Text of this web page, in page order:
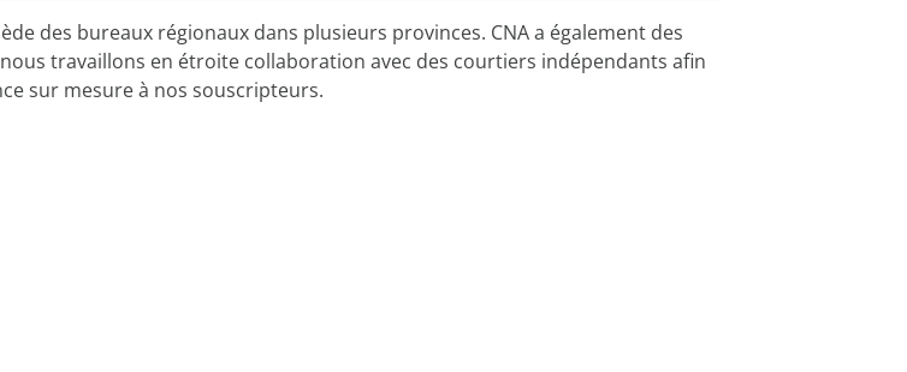
des bureaux régionaux dans plusieurs provinces. CNA a également des
travaillons en étroite collaboration avec des courtiers indépendants afin
sur mesure à nos souscripteurs.